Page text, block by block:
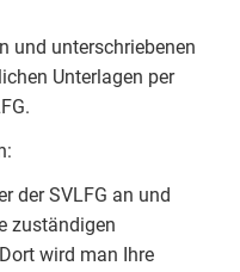
und unterschriebenen
Unterlagen per
der SVLFG an und
zuständigen
wird man Ihre